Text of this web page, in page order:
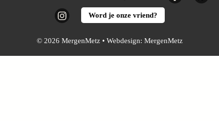
InstagramWord je onze vriend?
© 2026 MergenMetz • Webdesign: MergenMetz